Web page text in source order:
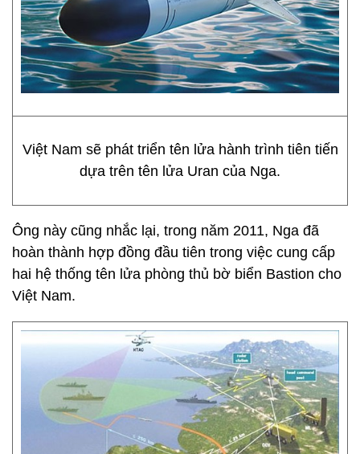
Việt Nam sẽ phát triển tên lửa hành trình tiên tiến
dựa trên tên lửa Uran của Nga.
Ông này cũng nhắc lại, trong năm 2011, Nga đã
hoàn thành hợp đồng đầu tiên trong việc cung cấp
hai hệ thống tên lửa phòng thủ bờ biển Bastion cho
Việt Nam.